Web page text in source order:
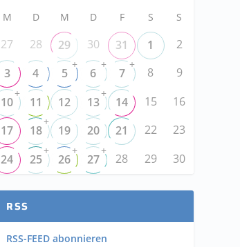
M D M D F S S
27 28 29 30 31 1
2
3
4 5
+
6
+
7
+
8
9
10
+
11 12 13
+
14 15
16
17
18
+
19 20 21 22
23
24
25
+
26
+
27
+
28 29 30
RSS
RSS-FEED abonnieren